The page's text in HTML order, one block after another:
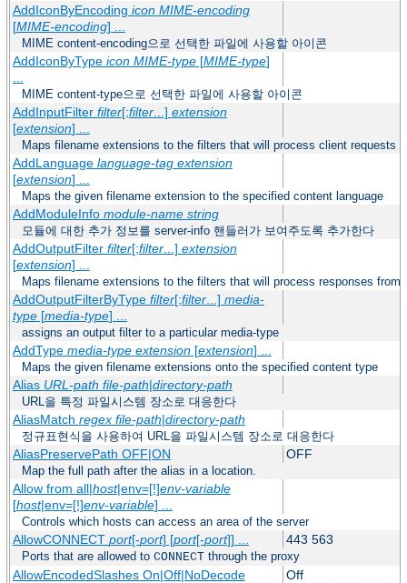
AddIconByEncoding icon MIME-encoding
[MIME-encoding] ...
MIME content-encoding으로 선택한 파일에 사용할 아이콘
AddIconByType icon MIME-type[MIME-type]
MIME content-type으로 선택한 파일에 사용할 아이콘
AddInputFilter filter[;filter...] extension
[extension] ...
Maps filename extensions to the filters that will process client requests
AddLanguage language-tag extension
[extension] ...
Maps the given filename extension to the specified content language
AddModuleInfo module-name string
모듈에 대한 추가 정보를 server-info 핸들러가 보여주도록 추가한다
AddOutputFilter filter[;filter...] extension
[extension] ...
Maps filename extensions to the filters that will process responses from
AddOutputFilterByType filter[;filter...] media-
type[media-type] ...
assigns an output filter to a particular media-type
AddType media-type extension[extension] ...
Maps the given filename extensions onto the specified content type
Alias URL-path file-path|directory-path
URL을 특정 파일시스템 장소로 대응한다
AliasMatch regex file-path|directory-path
정규표현식을 사용하여 URL을 파일시스템 장소로 대응한다
AliasPreservePath OFF|ON OFF
Map the full path after the alias in a location.
Allow from all|host|env=[!]env-variable
[host|env=[!]env-variable] ...
Controls which hosts can access an area of the server
AllowCONNECT port[-port] [port[-port]] ... 443 563
Ports that are allowed to CONNECT through the proxy
AllowEncodedSlashes On|Off|NoDecode Off